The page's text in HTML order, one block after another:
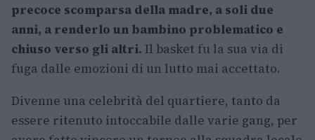
precoce scomparsa della madre, a soli due
anni, a renderlo un bambino problematico e
chiuso verso gli altri. Il basket fu la sua via di
fuga dalle emozioni di un lutto mai accettato.
Divenne una celebrità del quartiere, tanto da
essere ritenuto intoccabile dalle varie gang, per